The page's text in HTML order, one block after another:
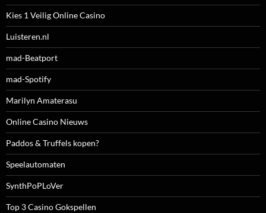
Kies 1 Veilig Online Casino
Luisteren.nl
mad-Beatport
mad-Spotify
Marilyn Amaterasu
Online Casino Nieuws
Paddos & Truffels kopen?
Speelautomaten
SynthPoPLoVer
Top 3 Casino Gokspellen